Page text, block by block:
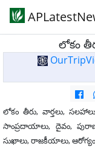
లోకం
లోకం తీరు, వార్తలు,
సాంప్రదాయాలు, దైవం,
సుఖాలు, రాజకీయాలు,